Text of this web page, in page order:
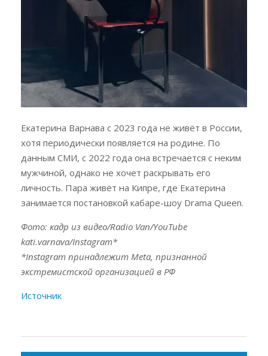
Екатерина Варнава с 2023 года не живёт в России,
хотя периодически появляется на родине. По
данным СМИ, с 2022 года она встречается с неким
мужчиной, однако не хочет раскрывать его
личность. Пара живёт на Кипре, где Екатерина
занимается постановкой кабаре-шоу Drama Queen.
Фото: кадр из видео/Radio Van/YouTube
kati.varnava/Instagram*
*Instagram принадлежит Meta, признанной
экстремистской организацией в РФ
Источник